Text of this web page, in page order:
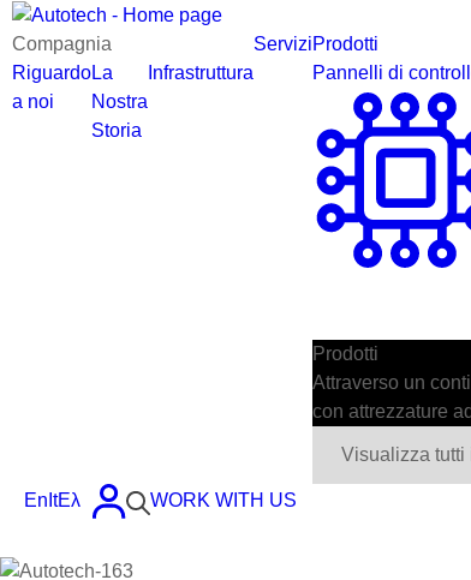
Compagnia
Riguardo
a noi
La
Nostra
Storia
Infrastruttura
ServiziProdotti
Pannelli di
Prodotti
Attraverso un
con attrezzature
Visualizza tutti
En ItΕλ
WORK WITH US